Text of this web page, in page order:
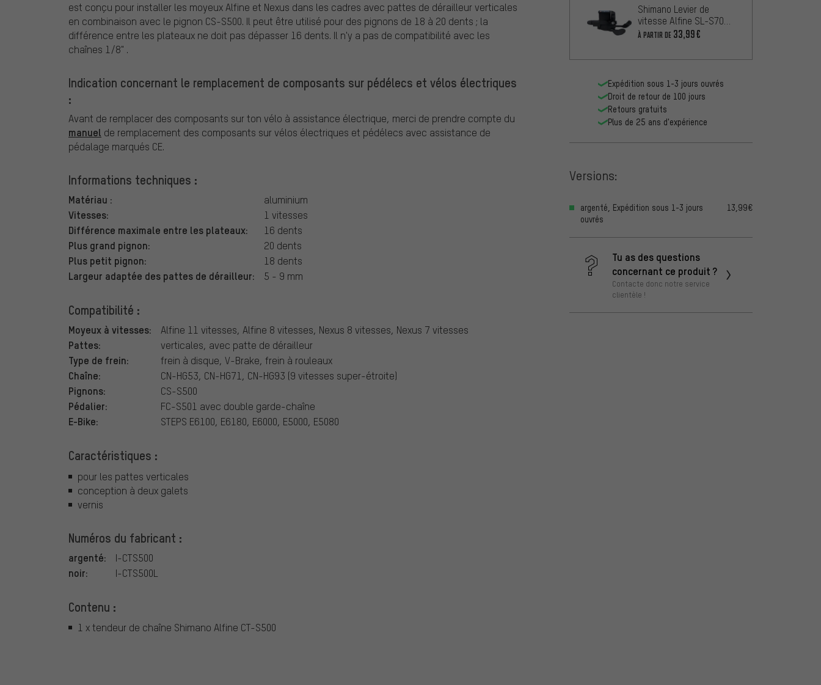
est conçu pour installer les moyeux Alfine et Nexus dans les cadres avec pattes de dérailleur verticales
en combinaison avec le pignon CS-S500. Il peut être utilisé pour des pignons de 18 à 20 dents ; la
différence entre les plateaux ne doit pas dépasser 16 dents. Il n'y a pas de compatibilité avec les
chaînes 1/8" .
Indication concernant le remplacement de composants sur pédélecs et vélos électriques
:
Avant de remplacer des composants sur ton vélo à assistance électrique, merci de prendre compte du
manuel de remplacement des composants sur vélos électriques et pédélecs avec assistance de
pédalage marqués CE.
Informations techniques :
Matériau : aluminium
Vitesses: 1 vitesses
Différence maximale entre les plateaux: 16 dents
Plus grand pignon: 20 dents
Plus petit pignon: 18 dents
Largeur adaptée des pattes de dérailleur: 5 - 9 mm
Compatibilité :
Moyeux à vitesses: Alfine 11 vitesses, Alfine 8 vitesses, Nexus 8 vitesses, Nexus 7 vitesses
Pattes: verticales, avec patte de dérailleur
Type de frein: frein à disque, V-Brake, frein à rouleaux
Chaîne: CN-HG53, CN-HG71, CN-HG93 (9 vitesses super-étroite)
Pignons: CS-S500
Pédalier: FC-S501 avec double garde-chaîne
E-Bike: STEPS E6100, E6180, E6000, E5000, E5080
Caractéristiques :
pour les pattes verticales
conception à deux galets
vernis
Numéros du fabricant :
argenté: I-CTS500
noir: I-CTS500L
Contenu :
1 x tendeur de chaîne Shimano Alfine CT-S500
Shimano Levier de
vitesse Alfine SL-S700
11 vitesses
À PARTIR DE 33,99€
Expédition sous 1-3 jours ouvrés
Droit de retour de 100 jours
Retours gratuits
Plus de 25 ans d'expérience
Versions:
argenté, Expédition sous 1-3 jours
ouvrés
13,99€
Tu as des questions
concernant ce produit ?
Contacte donc notre service
clientèle !